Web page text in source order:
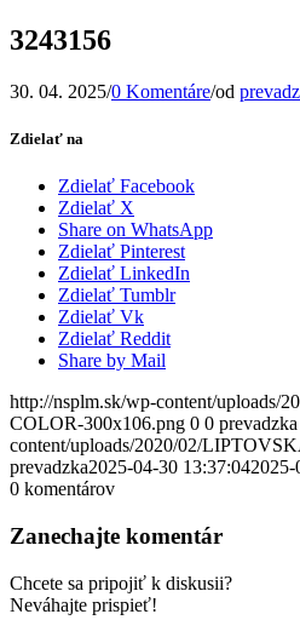
3243156
30. 04. 2025/0 Komentáre/od
Zdielať na
Zdielať Facebook
Zdielať X
Share on WhatsApp
Zdielať Pinterest
Zdielať LinkedIn
Zdielať Tumblr
Zdielať Vk
Zdielať Reddit
Share by Mail
http://nsplm.sk/wp-content/uploads/
COLOR-300x106.png 0 0 prevadzka
content/uploads/2020/02/
prevadzka2025-04-30 13:37:042025-
0 komentárov
Zanechajte komentár
Chcete sa pripojiť k diskusii?
Neváhajte prispieť!